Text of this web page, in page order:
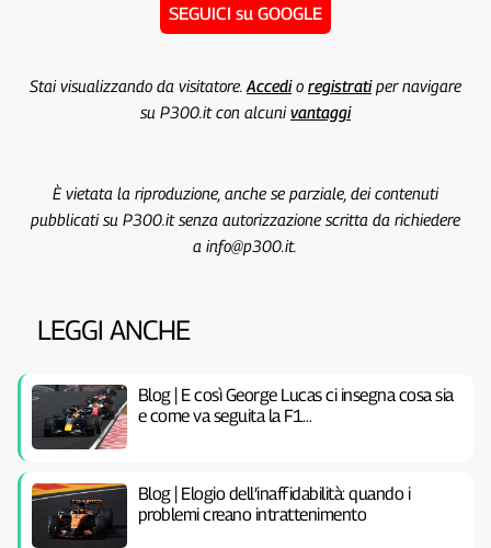
SEGUICI su GOOGLE
Stai visualizzando da visitatore. Accedio registratiper navigare
su P300.it con alcunivantaggi
È vietata la riproduzione, anche se parziale, dei contenuti
pubblicati su P300.it senza autorizzazione scritta da richiedere
a info@p300.it.
LEGGI ANCHE
Blog | E così George Lucas ci insegna cosa sia
e come va seguita la F1…
Blog | Elogio dell’inaffidabilità: quando i
problemi creano intrattenimento